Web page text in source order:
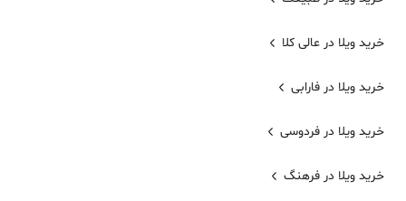
خرید ویلا در عالی کلا
خرید ویلا در فارابی
خرید ویلا در فردوسی
خرید ویلا در فرهنگ